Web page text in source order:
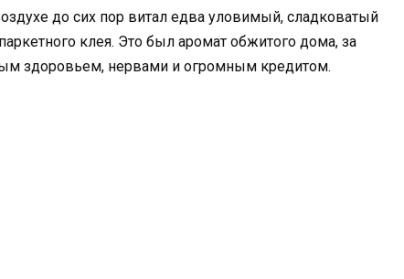
до сих пор витал едва уловимый, сладковатый
клея. Это был аромат обжитого дома, за
здоровьем, нервами и огромным кредитом.